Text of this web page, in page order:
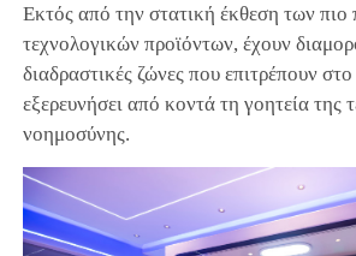
Εκτός από την στατική έκθεση των
τεχνολογικών προϊόντων, έχουν
διαδραστικές ζώνες που επιτρέπουν
εξερευνήσει από κοντά τη γοητεία της
νοημοσύνης.